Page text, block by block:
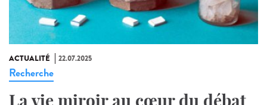
ACTUALITÉ 22.07.2025
Recherche
La vie miroir au cœur du débat